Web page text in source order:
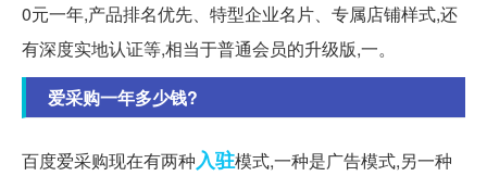
0元一年,产品排名优先、特型企业名片、专属店铺样式,还
有深度实地认证等,相当于普通会员的升级版,一。
爱采购一年多少钱?
百度爱采购现在有两种入驻模式,一种是广告模式,另一种